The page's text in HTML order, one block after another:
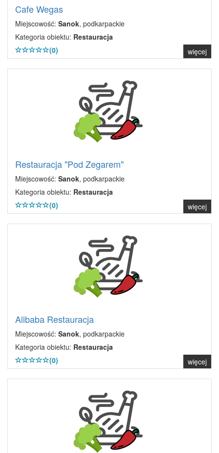
Cafe Wegas
Miejscowość: Sanok, podkarpackie
Kategoria obiektu: Restauracja
(0)
więcej
Restauracja "Pod Zegarem"
Miejscowość: Sanok, podkarpackie
Kategoria obiektu: Restauracja
(0)
więcej
Alibaba Restauracja
Miejscowość: Sanok, podkarpackie
Kategoria obiektu: Restauracja
(0)
więcej